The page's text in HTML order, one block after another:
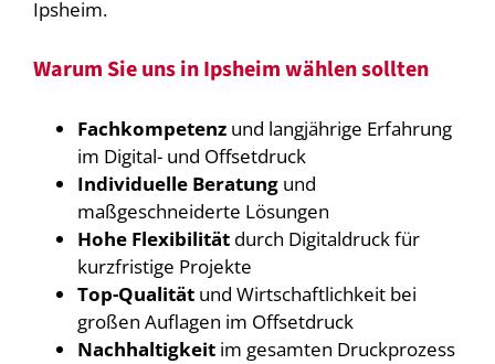
Ipsheim.
Warum Sie uns in Ipsheim wählen sollten
Fachkompetenzund langjährige Erfahrung
im Digital- und Offsetdruck
Individuelle Beratungund
maßgeschneiderte Lösungen
Hohe Flexibilitätdurch Digitaldruck für
kurzfristige Projekte
Top-Qualitätund Wirtschaftlichkeit bei
großen Auflagen im Offsetdruck
Nachhaltigkeitim gesamten Druckprozess